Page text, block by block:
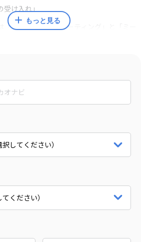
受け入れ」
「ダイレクトリクルーティング」と「ミー
敦
Trees合同会社
トナー詳細をみる
もっと見る